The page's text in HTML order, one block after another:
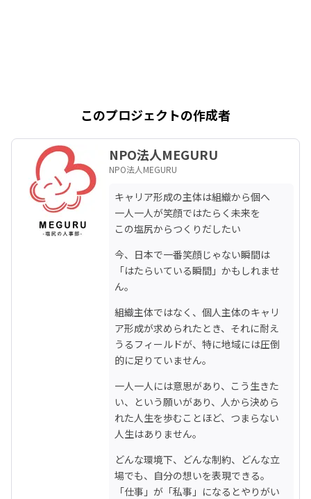
このプロジェクトの作成者
NPO法人MEGURU
NPO法人MEGURU
キャリア形成の主体は組織から個へ
一人一人が笑顔ではたらく未来を
この塩尻からつくりだしたい
今、日本で一番笑顔じゃない瞬間は
「はたらいている瞬間」かもしれませ
ん。
組織主体ではなく、個人主体のキャリ
ア形成が求められたとき、それに耐え
うるフィールドが、特に地域には圧倒
的に足りていません。
一人一人には意思があり、こう生きた
い、という願いがあり、人から決めら
れた人生を歩むことほど、つまらない
人生はありません。
どんな環境下、どんな制約、どんな立
場でも、自分の想いを表現できる。
「仕事」が「私事」になるとやりがい